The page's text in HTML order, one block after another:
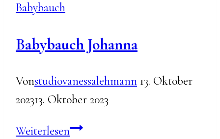
Babybauch
Babybauch Johanna
Vonstudiovanessalehmann 13. Oktober
202313. Oktober 2023
WeiterlesenBabybauch